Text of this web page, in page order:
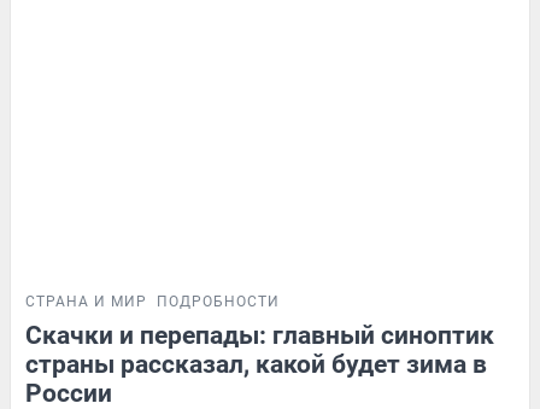
СТРАНА И МИР ПОДРОБНОСТИ
Скачки и перепады: главный синоптик
страны рассказал, какой будет зима в
России